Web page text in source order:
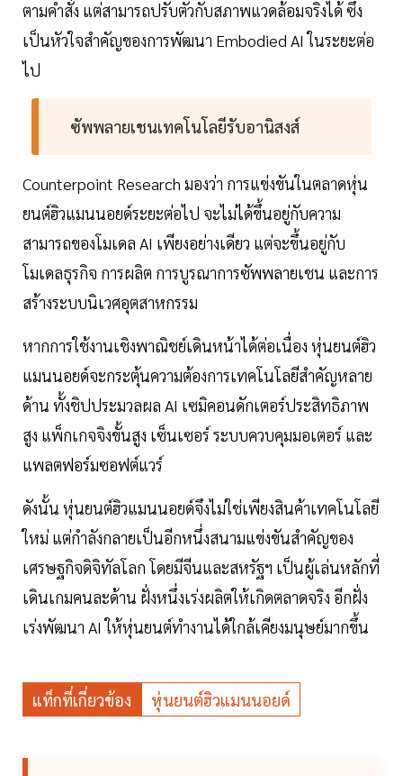
ตามคำสั่ง แต่สามารถปรับตัวกับสภาพแวดล้อมจริงได้ ซึ่ง
เป็นหัวใจสำคัญของการพัฒนา Embodied AI ในระยะต่อ
ไป
ซัพพลายเชนเทคโนโลยีรับอานิสงส์
Counterpoint Research มองว่า การแข่งขันในตลาดหุ่น
ยนต์ฮิวแมนนอยด์ระยะต่อไป จะไม่ได้ขึ้นอยู่กับความ
สามารถของโมเดล AI เพียงอย่างเดียว แต่จะขึ้นอยู่กับ
โมเดลธุรกิจ การผลิต การบูรณาการซัพพลายเชน และการ
สร้างระบบนิเวศอุตสาหกรรม
หากการใช้งานเชิงพาณิชย์เดินหน้าได้ต่อเนื่อง หุ่นยนต์ฮิว
แมนนอยด์จะกระตุ้นความต้องการเทคโนโลยีสำคัญหลาย
ด้าน ทั้งชิปประมวลผล AI เซมิคอนดักเตอร์ประสิทธิภาพ
สูง แพ็กเกจจิงขั้นสูง เซ็นเซอร์ ระบบควบคุมมอเตอร์ และ
แพลตฟอร์มซอฟต์แวร์
ดังนั้น หุ่นยนต์ฮิวแมนนอยด์จึงไม่ใช่เพียงสินค้าเทคโนโลยี
ใหม่ แต่กำลังกลายเป็นอีกหนึ่งสนามแข่งขันสำคัญของ
เศรษฐกิจดิจิทัลโลก โดยมีจีนและสหรัฐฯ เป็นผู้เล่นหลักที่
เดินเกมคนละด้าน ฝั่งหนึ่งเร่งผลิตให้เกิดตลาดจริง อีกฝั่ง
เร่งพัฒนา AI ให้หุ่นยนต์ทำงานได้ใกล้เคียงมนุษย์มากขึ้น
แท็กที่เกี่ยวข้อง หุ่นยนต์ฮิวแมนนอยด์